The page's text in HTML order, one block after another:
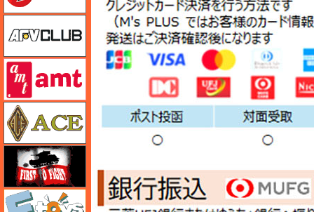
AFVクラブ
エース
エフトイズ